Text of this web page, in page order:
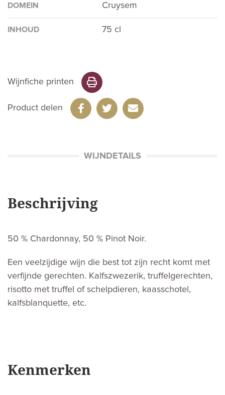
DOMEIN Cruysem
INHOUD 75 cl
Wijnfiche printen
Product delen
WIJNDETAILS
Beschrijving
50 % Chardonnay, 50 % Pinot Noir.
Een veelzijdige wijn die best tot zijn recht komt met
verfijnde gerechten. Kalfszwezerik, truffelgerechten,
risotto met truffel of schelpdieren, kaasschotel,
kalfsblanquette, etc.
Kenmerken